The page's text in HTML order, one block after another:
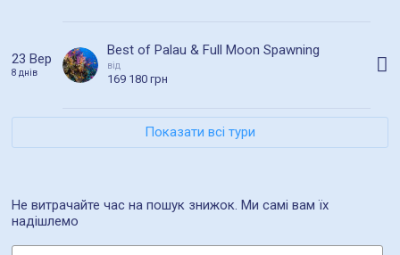
23 Вер
8 днів
Best of Palau & Full Moon Spawning
від
169 180 грн
Показати всі тури
Не витрачайте час на пошук знижок. Ми самі вам їх
надішлемо